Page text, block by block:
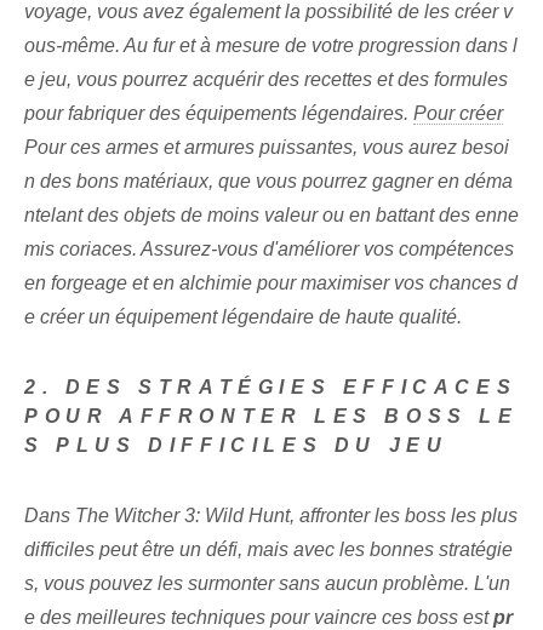
voyage, vous avez également la possibilité de les créer v
ous-même. Au fur et à mesure de votre progression dans l
e jeu, vous pourrez acquérir des recettes et des formules
pour fabriquer des équipements légendaires. Pour créer
Pour ces armes et armures puissantes, vous aurez besoi
n des bons matériaux, que vous pourrez gagner en déma
ntelant des objets de moins valeur ou en battant des enne
mis coriaces. Assurez-vous d'améliorer vos compétences
en forgeage et en alchimie pour maximiser vos chances d
e créer un équipement légendaire de haute qualité.
2. DES STRATÉGIES EFFICACES
POUR AFFRONTER LES BOSS LE
S PLUS DIFFICILES DU JEU
Dans The Witcher​ 3: Wild Hunt, affronter les boss les plus
difficiles peut être un défi, mais avec les bonnes stratégie
s, vous pouvez les surmonter sans aucun problème. ‌L'un
e des meilleures techniques pour vaincre ces boss estpr